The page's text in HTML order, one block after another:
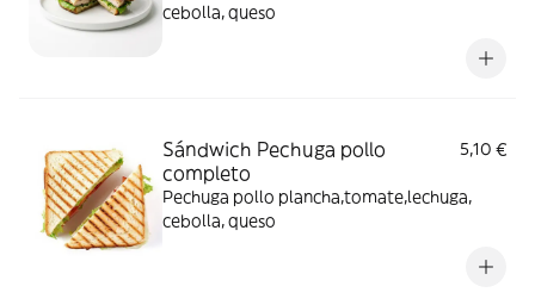
cebolla, queso
Sándwich Pechuga pollo
completo
5,10 €
Pechuga pollo plancha,tomate,lechuga,
cebolla, queso